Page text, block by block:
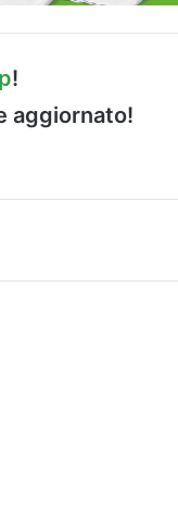
!
aggiornato!